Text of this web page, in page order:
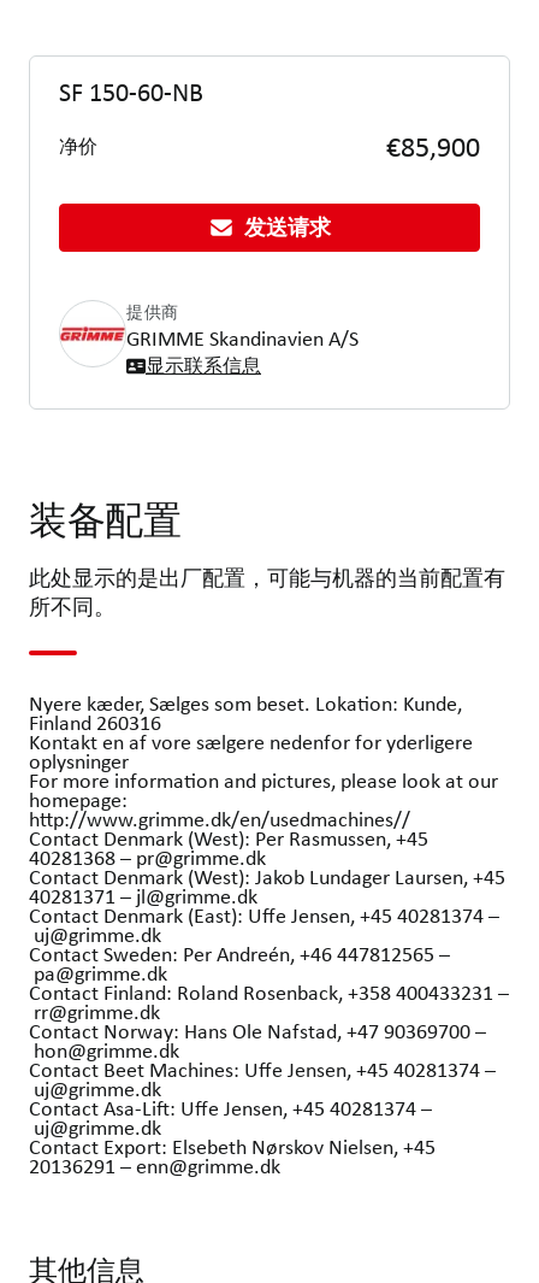
SF 150-60-NB
净价 €85,900
发送请求
提供商
GRIMME Skandinavien A/S
显示联系信息
装备配置
此处显示的是出厂配置，可能与机器的当前配置有
所不同。
Nyere kæder, Sælges som beset. Lokation: Kunde,
Finland 260316
Kontakt en af vore sælgere nedenfor for yderligere
oplysninger
For more information and pictures, please look at our
homepage:
http://www.grimme.dk/en/usedmachines//
Contact Denmark (West): Per Rasmussen, +45
40281368 – pr@grimme.dk
Contact Denmark (West): Jakob Lundager Laursen, +45
40281371 – jl@grimme.dk
Contact Denmark (East): Uffe Jensen, +45 40281374 –
uj@grimme.dk
Contact Sweden: Per Andreén, +46 447812565 –
pa@grimme.dk
Contact Finland: Roland Rosenback, +358 400433231 –
rr@grimme.dk
Contact Norway: Hans Ole Nafstad, +47 90369700 –
hon@grimme.dk
Contact Beet Machines: Uffe Jensen, +45 40281374 –
uj@grimme.dk
Contact Asa-Lift: Uffe Jensen, +45 40281374 –
uj@grimme.dk
Contact Export: Elsebeth Nørskov Nielsen, +45
20136291 – enn@grimme.dk
其他信息